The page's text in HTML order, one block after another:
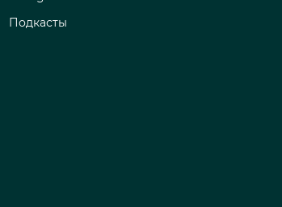
Подкасты